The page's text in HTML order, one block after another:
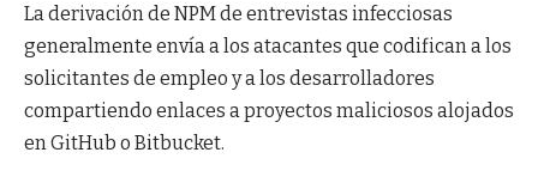
La derivación de NPM de entrevistas infecciosas
generalmente envía a los atacantes que codifican a los
solicitantes de empleo y a los desarrolladores
compartiendo enlaces a proyectos maliciosos alojados
en GitHub o Bitbucket.